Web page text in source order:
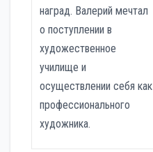
наград. Валерий мечтал
о поступлении в
художественное
училище и
осуществлении себя как
профессионального
художника.